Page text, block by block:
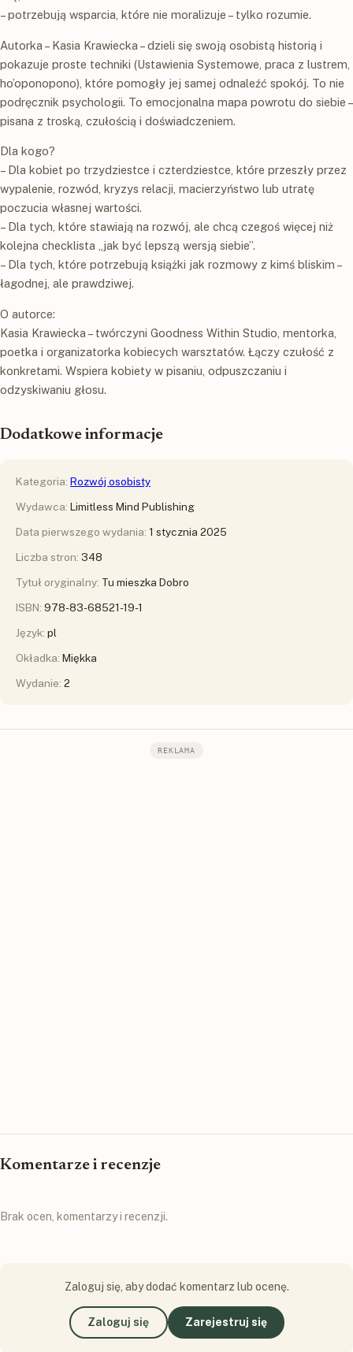
– potrzebują wsparcia, które nie moralizuje – tylko rozumie.
Autorka – Kasia Krawiecka – dzieli się swoją osobistą historią i
pokazuje proste techniki (Ustawienia Systemowe, praca z lustrem,
ho’oponopono), które pomogły jej samej odnaleźć spokój. To nie
podręcznik psychologii. To emocjonalna mapa powrotu do siebie –
pisana z troską, czułością i doświadczeniem.
Dla kogo?
– Dla kobiet po trzydziestce i czterdziestce, które przeszły przez
wypalenie, rozwód, kryzys relacji, macierzyństwo lub utratę
poczucia własnej wartości.
– Dla tych, które stawiają na rozwój, ale chcą czegoś więcej niż
kolejna checklista „jak być lepszą wersją siebie”.
– Dla tych, które potrzebują książki jak rozmowy z kimś bliskim –
łagodnej, ale prawdziwej.
O autorce:
Kasia Krawiecka – twórczyni Goodness Within Studio, mentorka,
poetka i organizatorka kobiecych warsztatów. Łączy czułość z
konkretami. Wspiera kobiety w pisaniu, odpuszczaniu i
odzyskiwaniu głosu.
Dodatkowe informacje
Kategoria: Rozwój osobisty
Wydawca: Limitless Mind Publishing
Data pierwszego wydania: 1 stycznia 2025
Liczba stron: 348
Tytuł oryginalny: Tu mieszka Dobro
ISBN: 978-83-68521-19-1
Język: pl
Okładka: Miękka
Wydanie: 2
REKLAMA
Komentarze i recenzje
Brak ocen, komentarzy i recenzji.
Zaloguj się, aby dodać komentarz lub ocenę.
Zaloguj się Zarejestruj się